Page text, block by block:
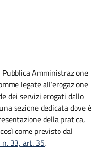
Amministrazione
legate all’erogazione
dei servizi erogati dallo
sezione dedicata dove è
della pratica,
come previsto dal
33, art. 35.